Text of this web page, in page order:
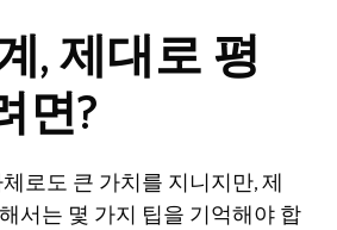
, 제대로 평
면?
로도 큰 가치를 지니지만, 제
서는 몇 가지 팁을 기억해야 합